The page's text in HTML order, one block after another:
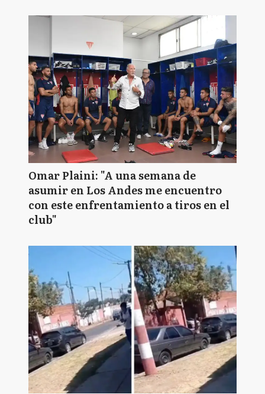
Omar Plaini: "A una semana de
asumir en Los Andes me encuentro
con este enfrentamiento a tiros en el
club"